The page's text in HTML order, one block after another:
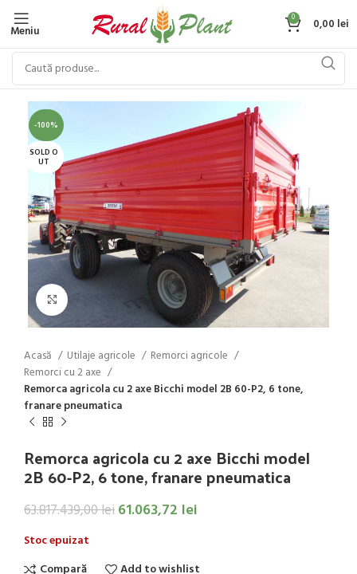
Meniu
0 0,00 lei
-100%
SOLD O
UT
Click to enlarge
Acasă Utilaje agricole
Remorci agricole
Remorci cu 2 axe
Remorca agricola cu 2 axe Bicchi model 2B 60-P2, 6 tone,
franare pneumatica
Remorca agricola cu 2 axe Bicchi model
2B 60-P2, 6 tone, franare pneumatica
63.817.439,00lei61.063,72 lei
Stoc epuizat
Compară
Add to wishlist